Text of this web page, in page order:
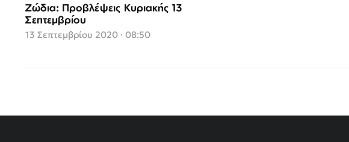
Ζώδια: Προβλέψεις Κυριακής 13
Σεπτεμβρίου
13 Σεπτεμβρίου 2020 · 08:50